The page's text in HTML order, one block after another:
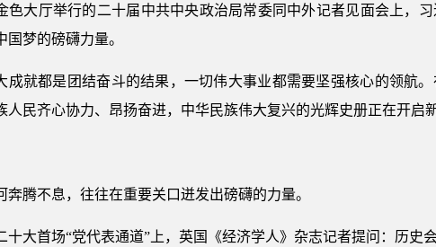
色大厅举行的二十届中共中央政治局常委同中外记者见面会上，
国梦的磅礴力量。
成就都是团结奋斗的结果，一切伟大事业都需要坚强核心的领航
人民齐心协力、昂扬奋进，中华民族伟大复兴的光辉史册正在开启新
奔腾不息，往往在重要关口迸发出磅礴的力量。
十大首场“党代表通道”上，英国《经济学人》杂志记者提问：历史